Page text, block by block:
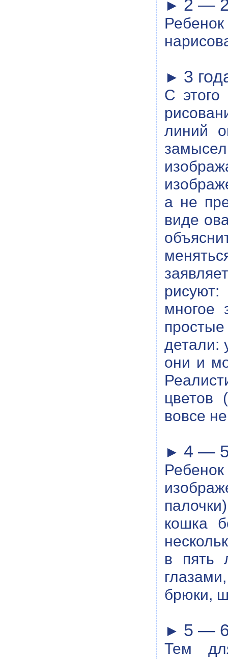
► 2 —
► 3
С этого
линий
а не
виде
многое
детали:
они и
цветов
вовсе
► 4 —
кошка
в пять
брюки,
► 5 —
Тем